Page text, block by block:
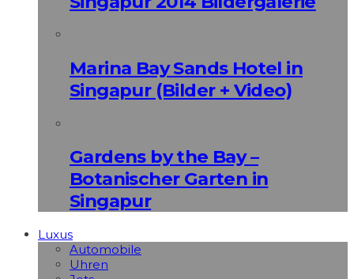
Marina Bay Sands Hotel in
Singapur (Bilder + Video)
Gardens by the Bay –
Botanischer Garten in
Singapur
Luxus
Automobile
Uhren